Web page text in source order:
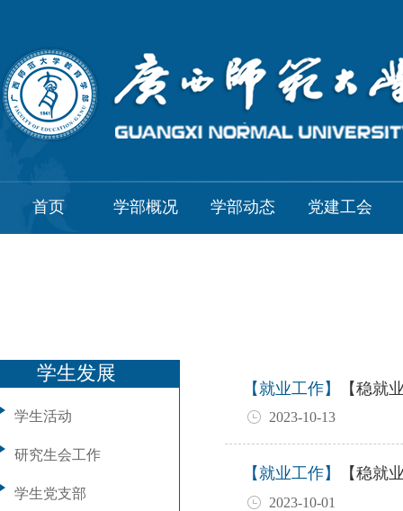
首页 学部概况 学部动态 党建工会
学生发展
学生活动
研究生会工作
学生党支部
【就业工作】 【稳就
2023-10-13
【就业工作】 【稳就
2023-10-01